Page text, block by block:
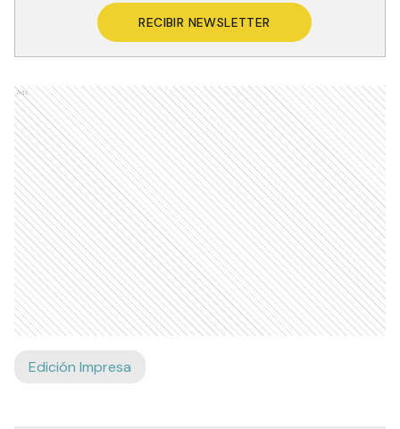
RECIBIR NEWSLETTER
Ads
Edición Impresa